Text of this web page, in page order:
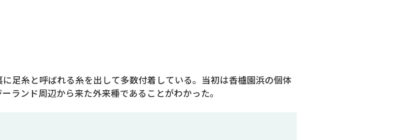
足糸と呼ばれる糸を出して多数付着している。当初は香櫨園浜の個体
ランド周辺から来た外来種であることがわかった。